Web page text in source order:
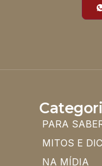
PARA
MITOS E
NA MÍDIA